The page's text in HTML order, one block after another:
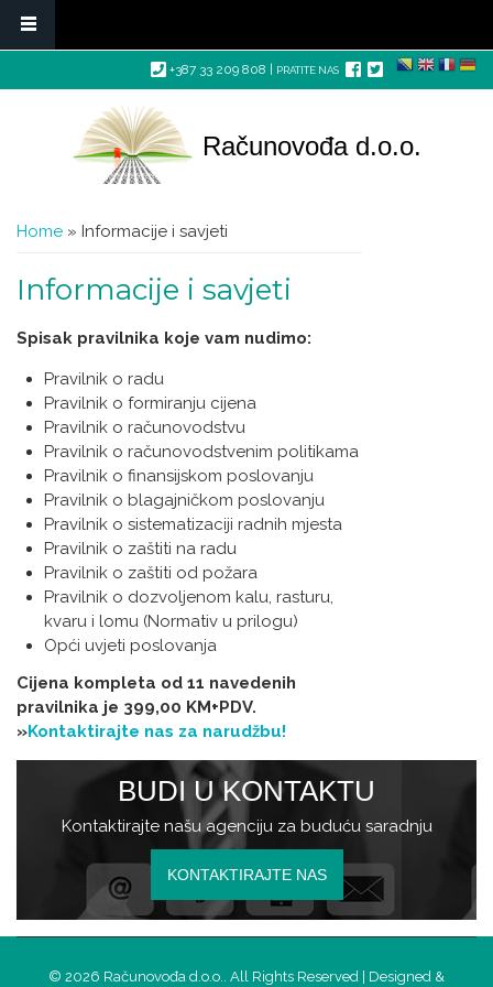
+387 33 209 808 | PRATITE NAS
Skip to main content
Računovođa d.o.o.
You are here
Home » Informacije i savjeti
Informacije i savjeti
Spisak pravilnika koje vam nudimo:
Pravilnik o radu
Pravilnik o formiranju cijena
Pravilnik o računovodstvu
Pravilnik o računovodstvenim politikama
Pravilnik o finansijskom poslovanju
Pravilnik o blagajničkom poslovanju
Pravilnik o sistematizaciji radnih mjesta
Pravilnik o zaštiti na radu
Pravilnik o zaštiti od požara
Pravilnik o dozvoljenom kalu, rasturu,
kvaru i lomu (Normativ u prilogu)
Opći uvjeti poslovanja
Cijena kompleta od 11 navedenih
pravilnika je 399,00 KM+PDV.
»Kontaktirajte nas za narudžbu!
BUDI U KONTAKTU
Kontaktirajte našu agenciju za buduću saradnju
KONTAKTIRAJTE NAS
© 2026 Računovođa d.o.o.. All Rights Reserved | Designed &